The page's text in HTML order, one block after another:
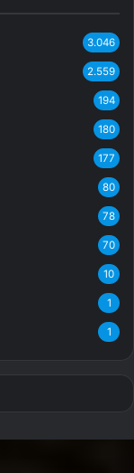
3.046
2.559
194
180
177
80
78
70
10
1
1